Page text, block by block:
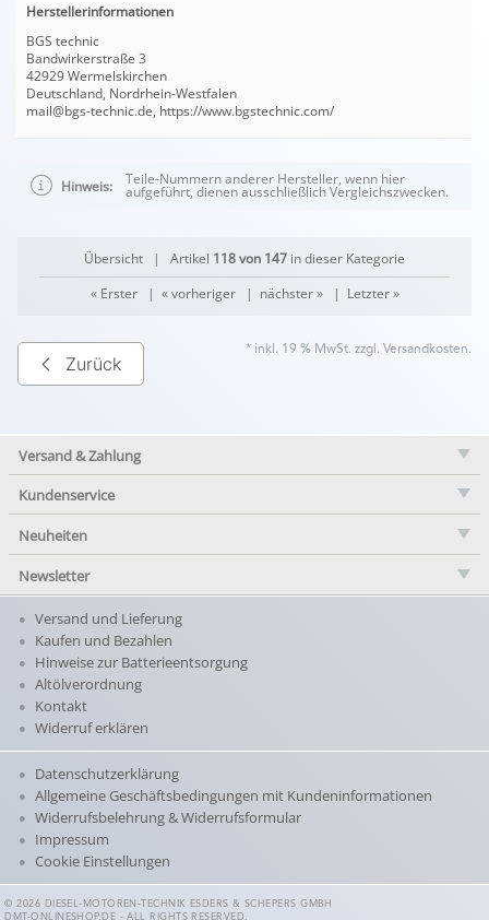
Herstellerinformationen
BGS technic
Bandwirkerstraße 3
42929 Wermelskirchen
Deutschland, Nordrhein-Westfalen
mail@bgs-technic.de, https://www.bgstechnic.com/
Hinweis: Teile-Nummern anderer Hersteller, wenn hier
aufgeführt, dienen ausschließlich Vergleichszwecken.
Übersicht | Artikel 118 von 147 in dieser Kategorie
« Erster| « vorheriger| nächster »| Letzter »
Zurück
* inkl. 19 % MwSt. zzgl. Versandkosten.
Versand & Zahlung
Kundenservice
Neuheiten
Newsletter
Versand und Lieferung
Kaufen und Bezahlen
Hinweise zur Batterieentsorgung
Altölverordnung
Kontakt
Widerruf erklären
Datenschutzerklärung
Allgemeine Geschäftsbedingungen mit Kundeninformationen
Widerrufsbelehrung & Widerrufsformular
Impressum
Cookie Einstellungen
© 2026 DIESEL-MOTOREN-TECHNIK ESDERS & SCHEPERS GMBH
DMT-ONLINESHOP.DE - ALL RIGHTS RESERVED.